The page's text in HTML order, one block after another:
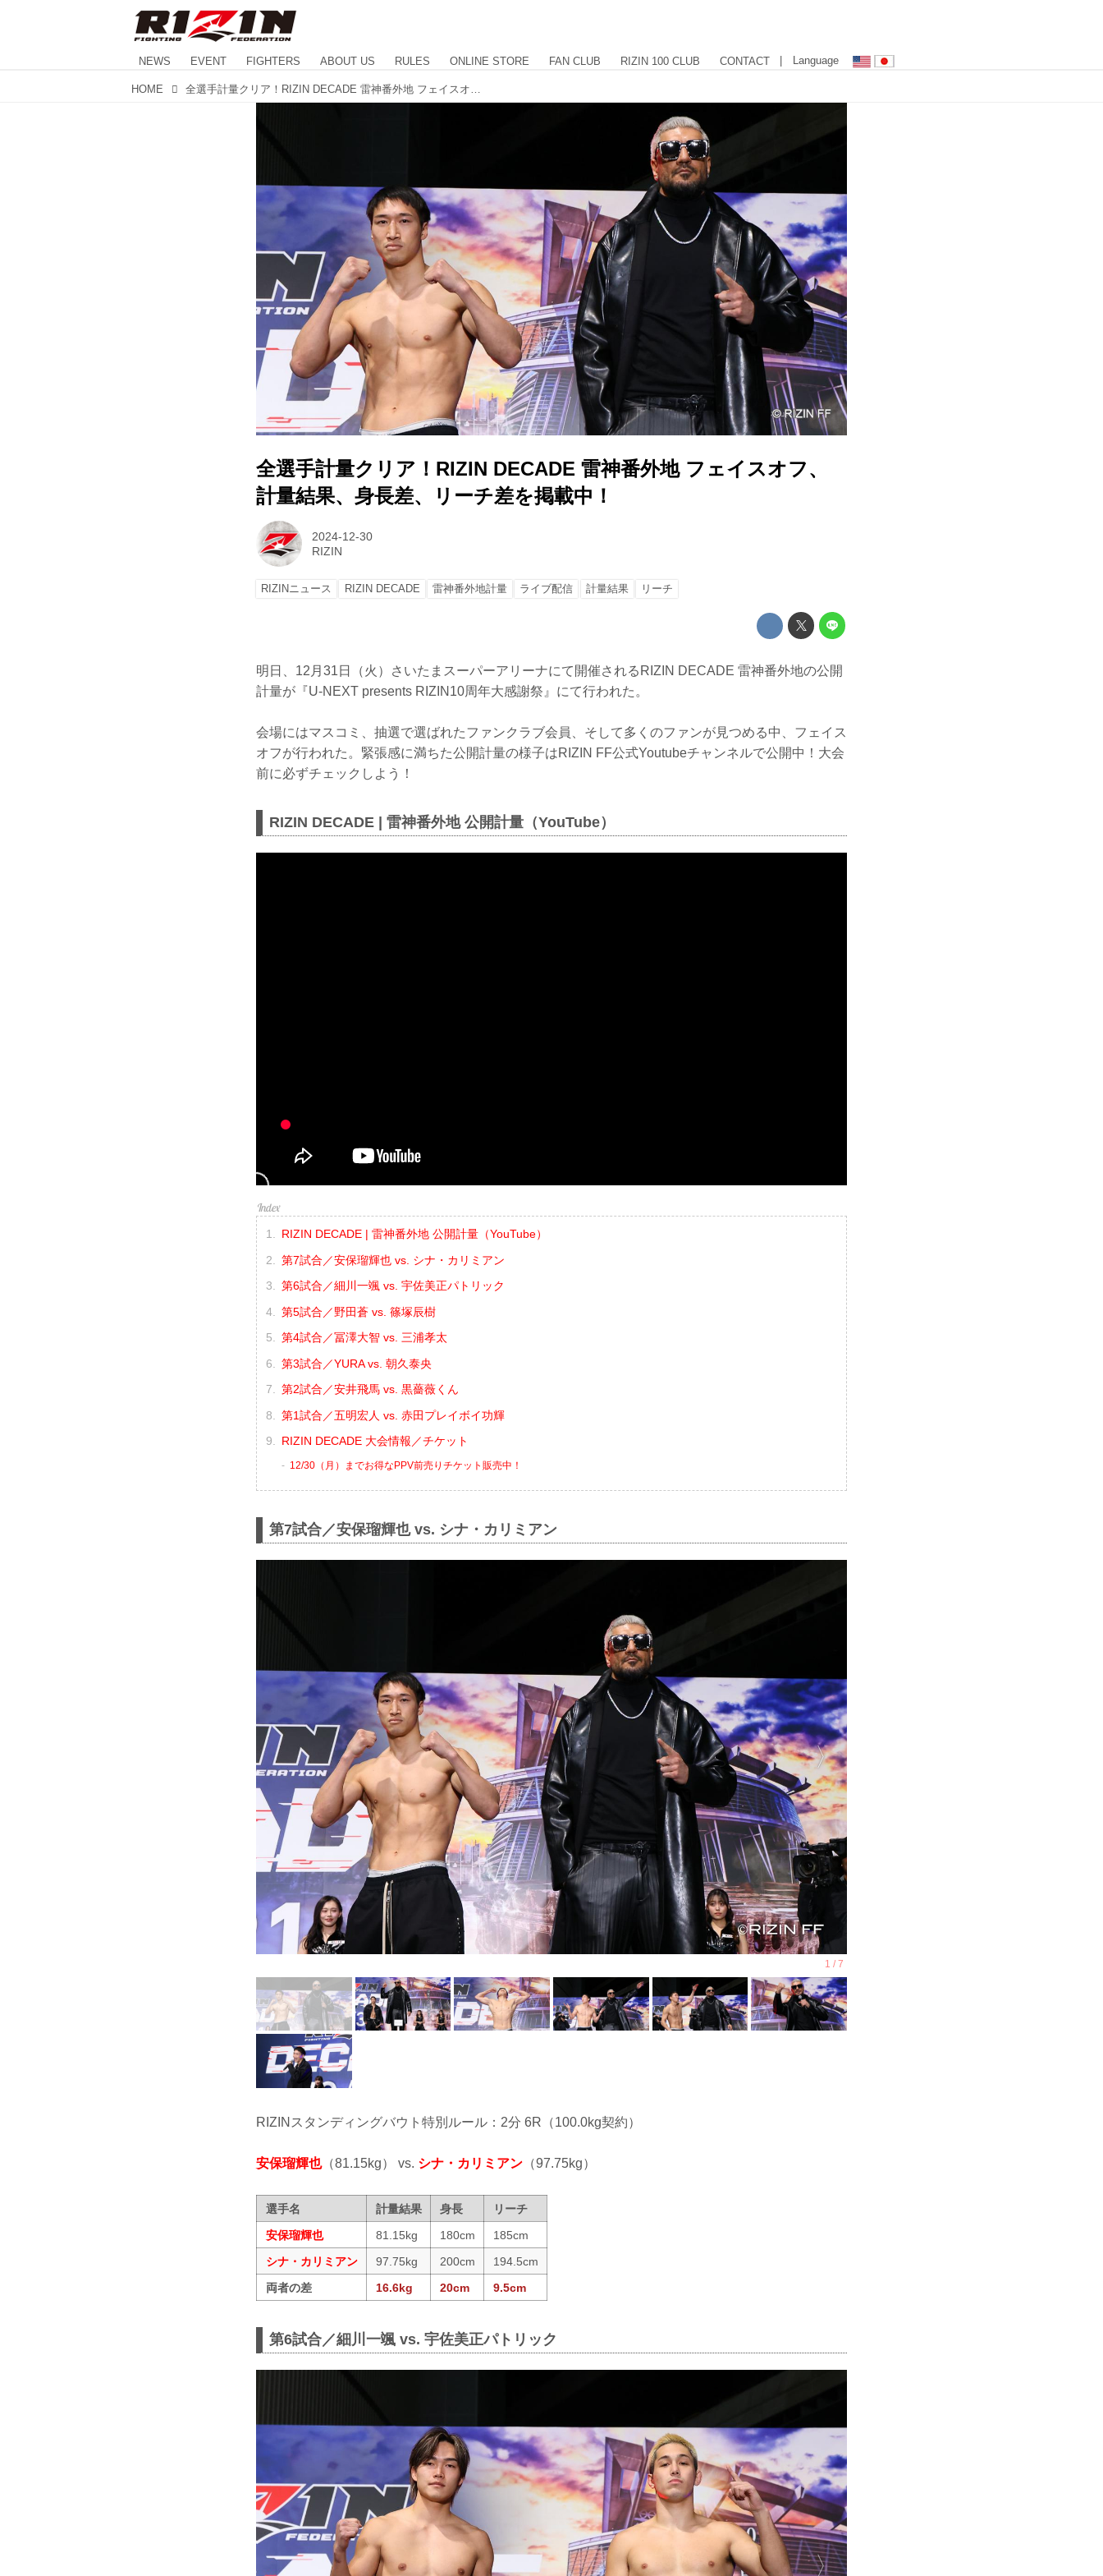
NEWS EVENT FIGHTERS ABOUT US RULES ONLINE STORE FAN CLUB RIZIN 100 CLUB CONTACT | Language
HOME
全選手計量クリア！RIZIN DECADE 雷神番外地 フェイスオフ、
計量結果、身長差、リーチ差を掲載中！
2024-12-30
RIZIN
RIZINニュース RIZIN DECADE 雷神番外地計量 ライブ配信 計量結果 リーチ
明日、12月31日（火）さいたまスーパーアリーナにて開催されるRIZIN DECADE 雷神番外地の公開
計量が『U-NEXT presents RIZIN10周年大感謝祭』にて行われた。
会場にはマスコミ、抽選で選ばれたファンクラブ会員、そして多くのファンが見つめる中、フェイス
オフが行われた。緊張感に満ちた公開計量の様子はRIZIN FF公式Youtubeチャンネルで公開中！大会
前に必ずチェックしよう！
RIZIN DECADE | 雷神番外地 公開計量（YouTube）
RIZIN DECADE | 雷神番外地 公開計量（YouTube）
第7試合／安保瑠輝也 vs. シナ・カリミアン
第6試合／細川一颯 vs. 宇佐美正パトリック
第5試合／野田蒼 vs. 篠塚辰樹
第4試合／冨澤大智 vs. 三浦孝太
第3試合／YURA vs. 朝久泰央
第2試合／安井飛馬 vs. 黒薔薇くん
第1試合／五明宏人 vs. 赤田プレイボイ功輝
RIZIN DECADE 大会情報／チケット
12/30（月）までお得なPPV前売りチケット販売中！
第7試合／安保瑠輝也 vs. シナ・カリミアン
RIZINスタンディングバウト特別ルール：2分 6R（100.0kg契約）
安保瑠輝也（81.15kg） vs. シナ・カリミアン （97.75kg）
選手名 計量結果 身長
リーチ
安保瑠輝也
81.15kg 180cm
185cm
シナ・カリミアン
97.75kg 200cm
194.5cm
両者の差
16.6kg 20cm 9.5cm
第6試合／細川一颯 vs. 宇佐美正パトリック